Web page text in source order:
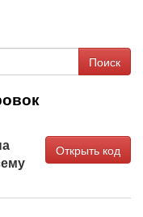
Поиск
Открыть код